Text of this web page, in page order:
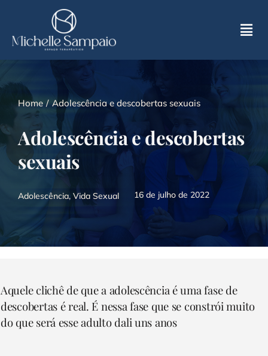
content
Sobre
Atendimentos
MS Espaço Terapêutico
Na Mídia
Blog
Home Adolescência e descobertas sexuais
Adolescência e descobertas
sexuais
Adolescência, Vida Sexual 16 de julho de 2022
Aquele clichê de que a adolescência é uma fase de
descobertas é real. É nessa fase que se constrói muito
do que será esse adulto dali uns anos